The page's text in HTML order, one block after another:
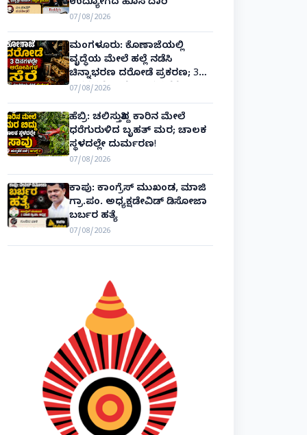
ಉದ್ಯೋಗದ ಹೊಸ ದಾರಿ
07/08/2026
ಮಂಗಳೂರು: ಕೊಣಾಜೆಯಲ್ಲಿ
ವೃದ್ಧೆಯ ಮೇಲೆ ಹಲ್ಲೆ ನಡೆಸಿ
ಚಿನ್ನಾಭರಣ ದರೋಡೆ ಪ್ರಕರಣ; 3
ದಿನಗಳಲ್ಲೇ ಆರೋಪಿಗಳ ಸೆರೆ!
07/08/2026
ಹೆಬ್ರಿ: ಚಲಿಸುತ್ತಿದ್ದ ಕಾರಿನ ಮೇಲೆ
ಧರೆಗುರುಳಿದ ಬೃಹತ್ ಮರ; ಚಾಲಕ
ಸ್ಥಳದಲ್ಲೇ ದುರ್ಮರಣ!
07/08/2026
ಕಾಪು: ಕಾಂಗ್ರೆಸ್ ಮುಖಂಡ, ಮಾಜಿ
ಗ್ರಾ.ಪಂ. ಅಧ್ಯಕ್ಷಡೇವಿಡ್ ಡಿಸೋಜಾ
ಬರ್ಬರ ಹತ್ಯೆ
07/08/2026